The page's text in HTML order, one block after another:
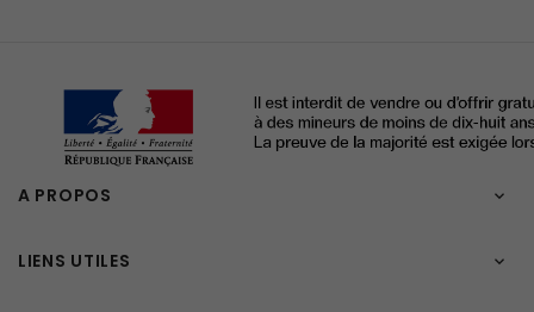
A PROPOS 
LIENS UTILES 